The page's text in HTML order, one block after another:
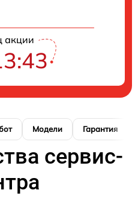
акции
Модели Гарантия
сервис-